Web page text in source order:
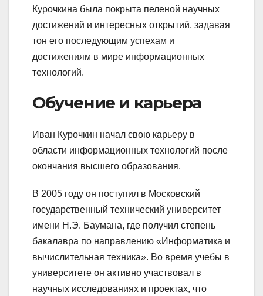
Курочкина была покрыта пеленой научных
достижений и интересных открытий, задавая
тон его последующим успехам и
достижениям в мире информационных
технологий.
Обучение и карьера
Иван Курочкин начал свою карьеру в
области информационных технологий после
окончания высшего образования.
В 2005 году он поступил в Московский
государственный технический университет
имени Н.Э. Баумана, где получил степень
бакалавра по направлению «Информатика и
вычислительная техника». Во время учебы в
университете он активно участвовал в
научных исследованиях и проектах, что